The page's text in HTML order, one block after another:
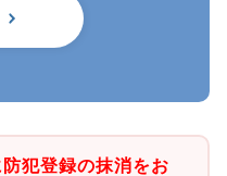
犯登録の抹消をお